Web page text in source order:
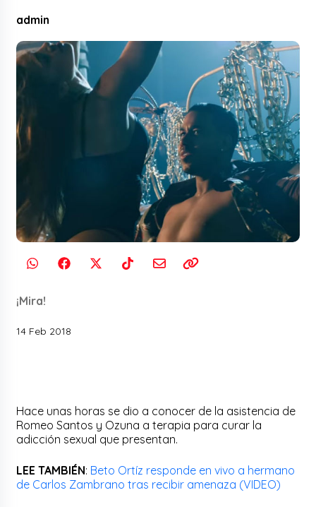
admin
¡Mira!
14 Feb 2018
Hace unas horas se dio a conocer de la asistencia de
Romeo Santos y Ozuna a terapia para curar la
adicción sexual que presentan.
LEE TAMBIÉN: Beto Ortíz responde en vivo a hermano
de Carlos Zambrano tras recibir amenaza (VIDEO)